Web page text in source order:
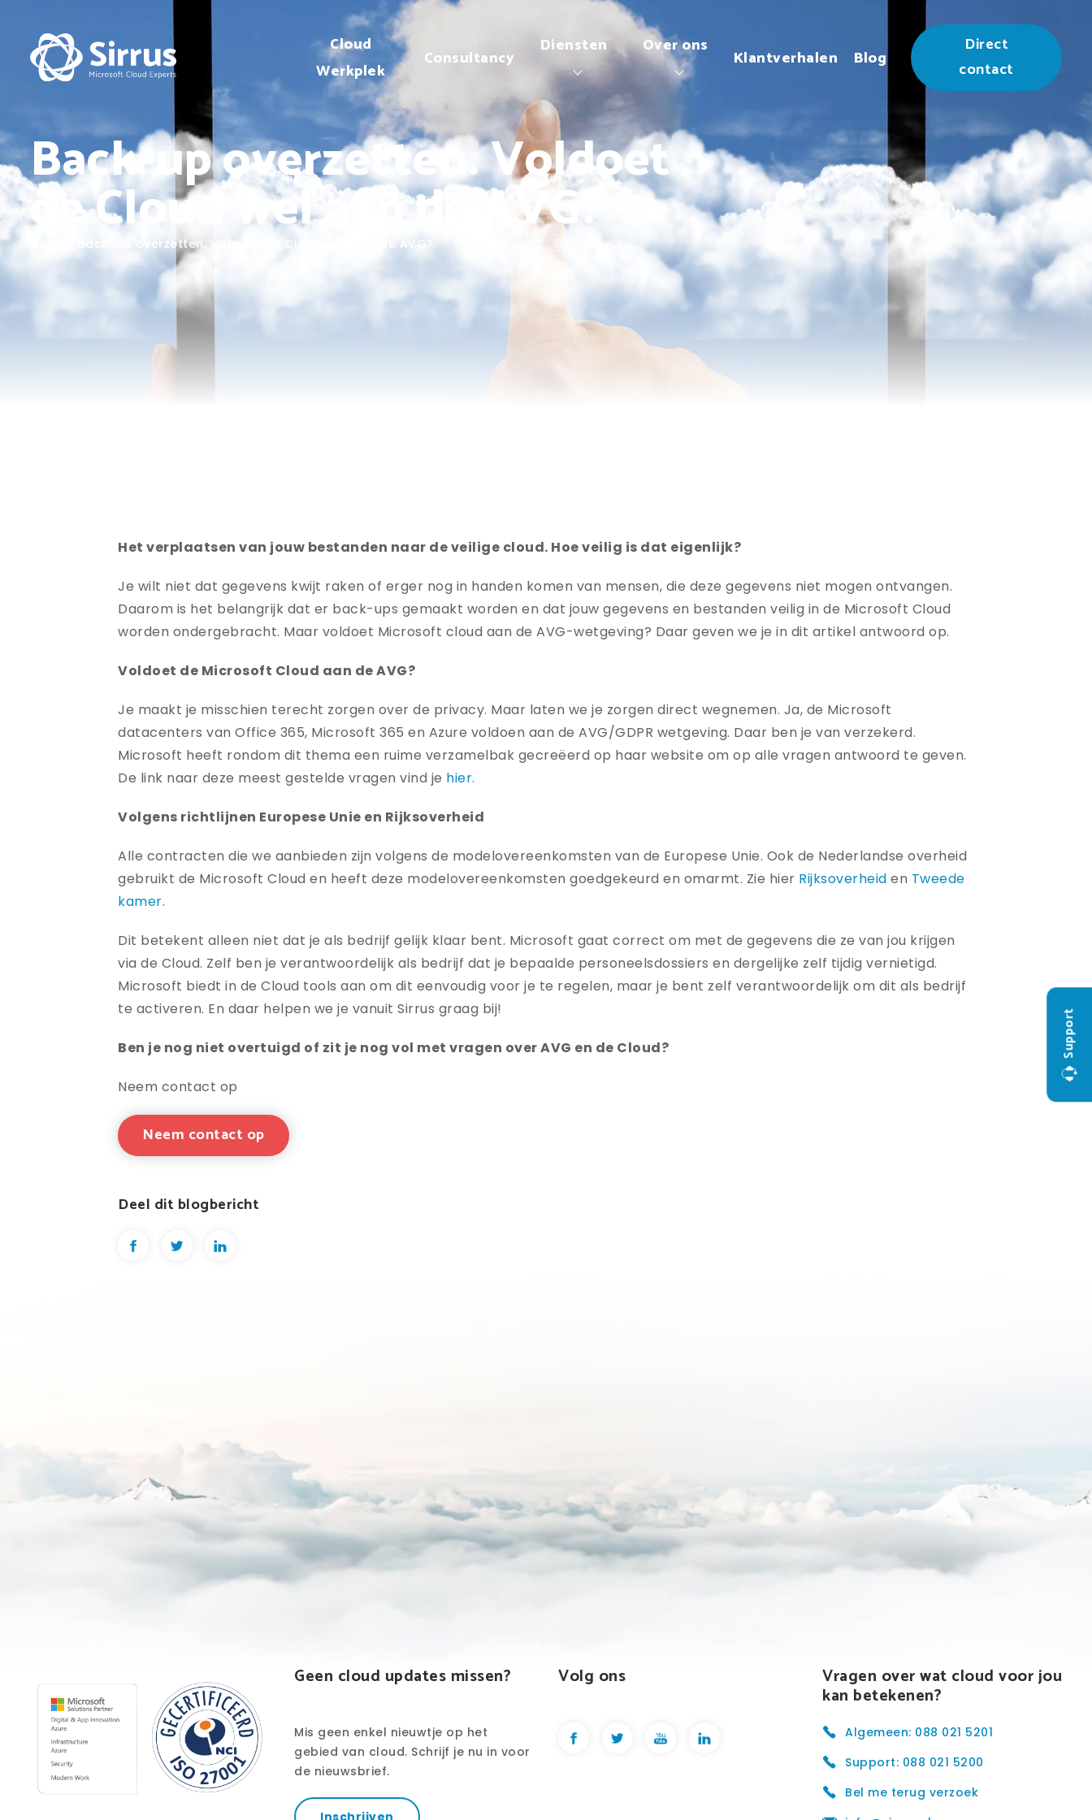
Cloud
Werkplek
Consultancy
Diensten Over ons
Klantverhalen Blog
Direct
contact
Support
Back-up overzetten. Voldoet
de Cloud wel aan de AVG?
Back-up overzetten. Voldoet de Cloud wel aan de AVG?
Het verplaatsen van jouw bestanden naar de veilige cloud. Hoe veilig is dat eigenlijk?
Je wilt niet dat gegevens kwijt raken of erger nog in handen komen van mensen, die deze gegevens niet mogen ontvangen.
Daarom is het belangrijk dat er back-ups gemaakt worden en dat jouw gegevens en bestanden veilig in de Microsoft Cloud
worden ondergebracht. Maar voldoet Microsoft cloud aan de AVG-wetgeving? Daar geven we je in dit artikel antwoord op.
Voldoet de Microsoft Cloud aan de AVG?
Je maakt je misschien terecht zorgen over de privacy. Maar laten we je zorgen direct wegnemen. Ja, de Microsoft
datacenters van Office 365, Microsoft 365 en Azure voldoen aan de AVG/GDPR wetgeving. Daar ben je van verzekerd.
Microsoft heeft rondom dit thema een ruime verzamelbak gecreëerd op haar website om op alle vragen antwoord te geven.
De link naar deze meest gestelde vragen vind je hier.
Volgens richtlijnen Europese Unie en Rijksoverheid
Alle contracten die we aanbieden zijn volgens de modelovereenkomsten van de Europese Unie. Ook de Nederlandse overheid
gebruikt de Microsoft Cloud en heeft deze modelovereenkomsten goedgekeurd en omarmt. Zie hier Rijksoverheid en Tweede
kamer.
Dit betekent alleen niet dat je als bedrijf gelijk klaar bent. Microsoft gaat correct om met de gegevens die ze van jou krijgen
via de Cloud. Zelf ben je verantwoordelijk als bedrijf dat je bepaalde personeelsdossiers en dergelijke zelf tijdig vernietigd.
Microsoft biedt in de Cloud tools aan om dit eenvoudig voor je te regelen, maar je bent zelf verantwoordelijk om dit als bedrijf
te activeren. En daar helpen we je vanuit Sirrus graag bij!
Ben je nog niet overtuigd of zit je nog vol met vragen over AVG en de Cloud?
Neem contact op
Neem contact op
Deel dit blogbericht
Geen cloud updates missen?
Mis geen enkel nieuwtje op het
gebied van cloud. Schrijf je nu in voor
de nieuwsbrief.
Inschrijven
Volg ons Vragen over wat cloud voor jou
kan betekenen?
Algemeen: 088 021 5201
Support: 088 021 5200
Bel me terug verzoek